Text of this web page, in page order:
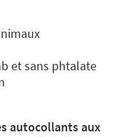
et sans phtalate
autocollants aux